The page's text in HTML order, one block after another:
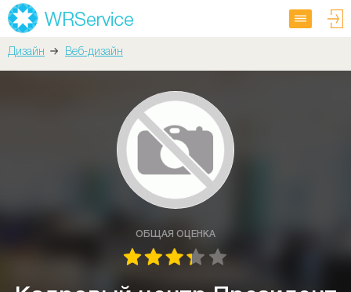
Дизайн Веб-дизайн
ОБЩАЯ ОЦЕНКА